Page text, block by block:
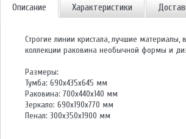
Описание Характеристики
Строгие линии кристала, лучшие материалы,
коллекции раковина необычной формы и
Размеры:
Тумба: 690х435х645 мм
Раковина: 700х440х140 мм
Зеркало: 690х190х770 мм
Пенал: 300х350х1900 мм